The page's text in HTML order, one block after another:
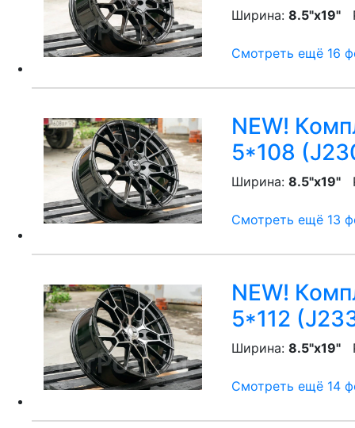
Ширина: 8.5"x19"
Смотреть ещё 16
NEW!
5*108
Ширина: 8.5"x19"
Смотреть ещё 13
NEW!
5*112
Ширина: 8.5"x19"
Смотреть ещё 14